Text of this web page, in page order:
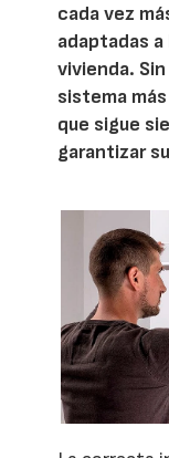
cada vez
adaptadas
vivienda.
sistema
que sigue
garantizar